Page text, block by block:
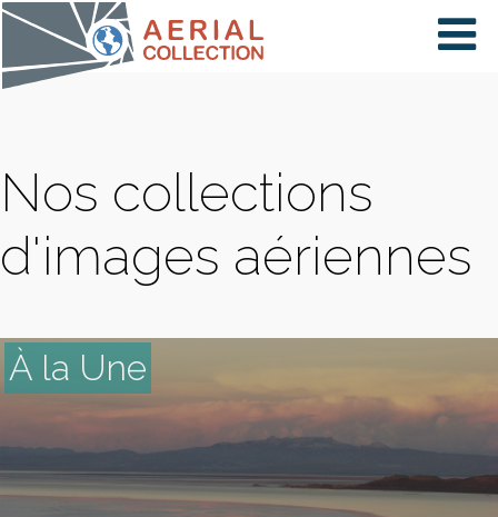
×
COLLECTIONS
Nos collections
d'images aériennes
À la Une